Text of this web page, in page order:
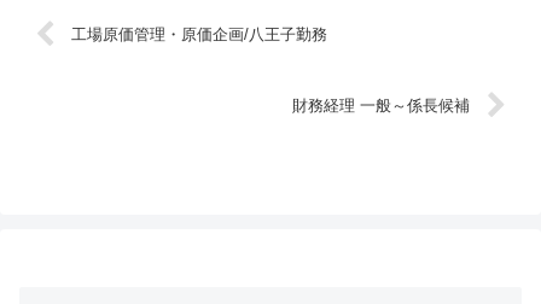
工場原価管理・原価企画/八王子勤務
財務経理 一般～係長候補